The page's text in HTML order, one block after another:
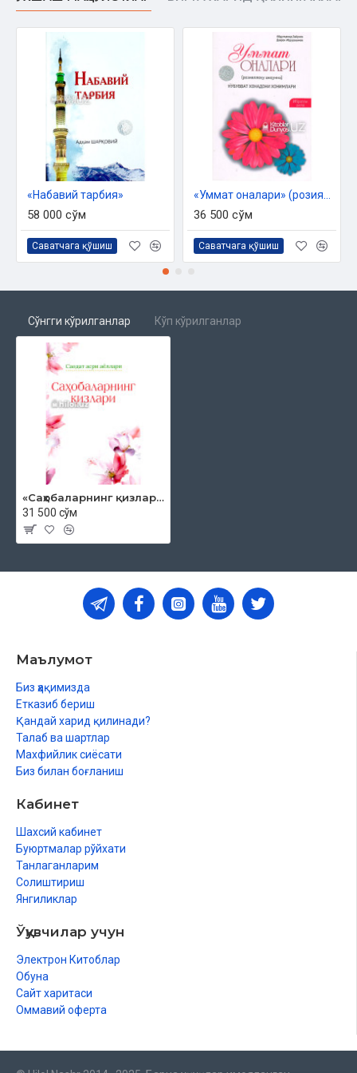
Фотима бинти Ямон
Фойдаланилган манба ва адабиётлар
«Набавий тарбия»
58 000 сўм
Саватчага қўшиш
36 500 сўм
Саватчага қўшиш
Сўнгги кўрилганлар Кўп кўрилганлар
«Саҳобаларнинг қизлари»
31 500 сўм
Маълумот
Биз ҳақимизда
Етказиб бериш
Қандай харид қилинади?
Талаб ва шартлар
Махфийлик сиёсати
Биз билан боғланиш
Кабинет
Шахсий кабинет
Буюртмалар рўйхати
Танлаганларим
Солиштириш
Янгиликлар
Ўқувчилар учун
Электрон Китоблар
Обуна
Сайт харитаси
Оммавий оферта